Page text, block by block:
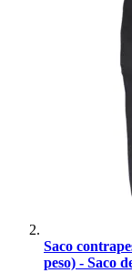
Saco
peso) - Saco